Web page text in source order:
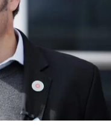
de injerencia,
con la Argentina con
la Argentina porque
pasado a la
prisión
legislativas, sumado